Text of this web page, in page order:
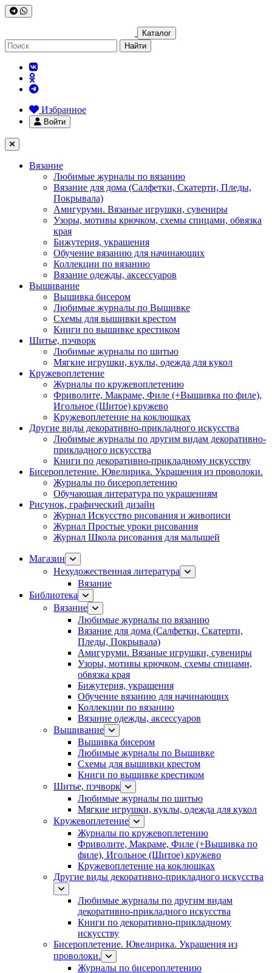
Каталог
Найти
Избранное
Войти
Вязание
Любимые журналы по вязанию
Вязание для дома (Салфетки, Скатерти, Пледы,
Покрывала)
Амигуруми. Вязаные игрушки, сувениры
Узоры, мотивы крючком, схемы спицами, обвязка
края
Бижутерия, украшения
Обучение вязанию для начинающих
Коллекции по вязанию
Вязание одежды, аксессуаров
Вышивание
Вышивка бисером
Любимые журналы по Вышивке
Схемы для вышивки крестом
Книги по вышивке крестиком
Шитье, пэчворк
Любимые журналы по шитью
Мягкие игрушки, куклы, одежда для кукол
Кружевоплетение
Журналы по кружевоплетению
Фриволите, Макраме, Филе (+Вышивка по филе),
Игольное (Шитое) кружево
Кружевоплетение на коклюшках
Другие виды декоративно-прикладного искусства
Любимые журналы по другим видам декоративно-
прикладного искусства
Книги по декоративно-прикладному искусству
Бисероплетение. Ювелирика. Украшения из проволоки.
Журналы по бисероплетению
Обучающая литература по украшениям
Рисунок, графический дизайн
Журнал Искусство рисования и живописи
Журнал Простые уроки рисования
Журнал Школа рисования для малышей
Магазин
Нехудожественная литература
Вязание
Библиотека
Вязание
Любимые журналы по вязанию
Вязание для дома (Салфетки, Скатерти,
Пледы, Покрывала)
Амигуруми. Вязаные игрушки, сувениры
Узоры, мотивы крючком, схемы спицами,
обвязка края
Бижутерия, украшения
Обучение вязанию для начинающих
Коллекции по вязанию
Вязание одежды, аксессуаров
Вышивание
Вышивка бисером
Любимые журналы по Вышивке
Схемы для вышивки крестом
Книги по вышивке крестиком
Шитье, пэчворк
Любимые журналы по шитью
Мягкие игрушки, куклы, одежда для кукол
Кружевоплетение
Журналы по кружевоплетению
Фриволите, Макраме, Филе (+Вышивка по
филе), Игольное (Шитое) кружево
Кружевоплетение на коклюшках
Другие виды декоративно-прикладного искусства
Любимые журналы по другим видам
декоративно-прикладного искусства
Книги по декоративно-прикладному
искусству
Бисероплетение. Ювелирика. Украшения из
проволоки.
Журналы по бисероплетению